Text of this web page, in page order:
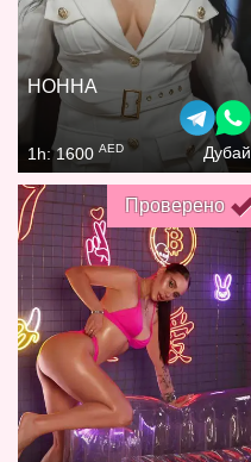
НОННА
1h: 1600 AED Дубай
Проверено